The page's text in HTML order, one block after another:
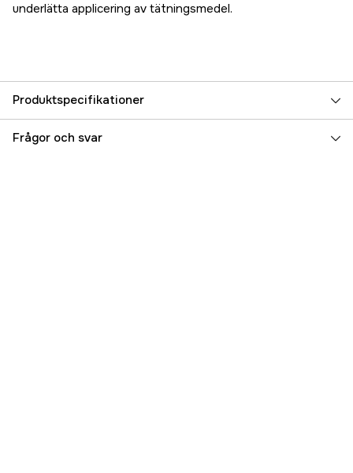
underlätta applicering av tätningsmedel.
Produktspecifikationer
Referensnummer 5000025100
Frågor och svar